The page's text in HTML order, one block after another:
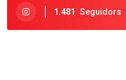
1.481 Seguidors